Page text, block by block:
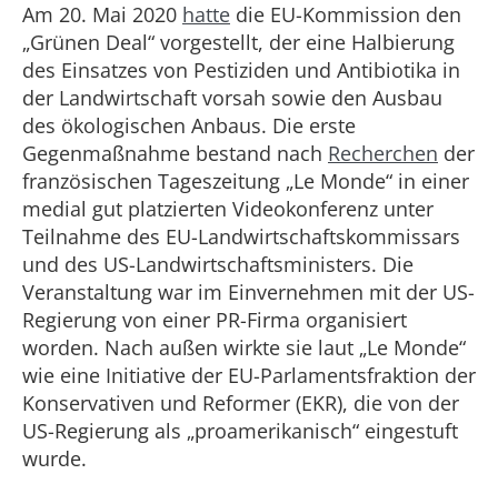
Am 20. Mai 2020 hatte die EU-Kommission den
„Grünen Deal“ vorgestellt, der eine Halbierung
des Einsatzes von Pestiziden und Antibiotika in
der Landwirtschaft vorsah sowie den Ausbau
des ökologischen Anbaus. Die erste
Gegenmaßnahme bestand nach Recherchen der
französischen Tageszeitung „Le Monde“ in einer
medial gut platzierten Videokonferenz unter
Teilnahme des EU-Landwirtschaftskommissars
und des US-Landwirtschaftsministers. Die
Veranstaltung war im Einvernehmen mit der US-
Regierung von einer PR-Firma organisiert
worden. Nach außen wirkte sie laut „Le Monde“
wie eine Initiative der EU-Parlamentsfraktion der
Konservativen und Reformer (EKR), die von der
US-Regierung als „proamerikanisch“ eingestuft
wurde.